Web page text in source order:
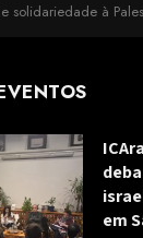
solidariedade à
em